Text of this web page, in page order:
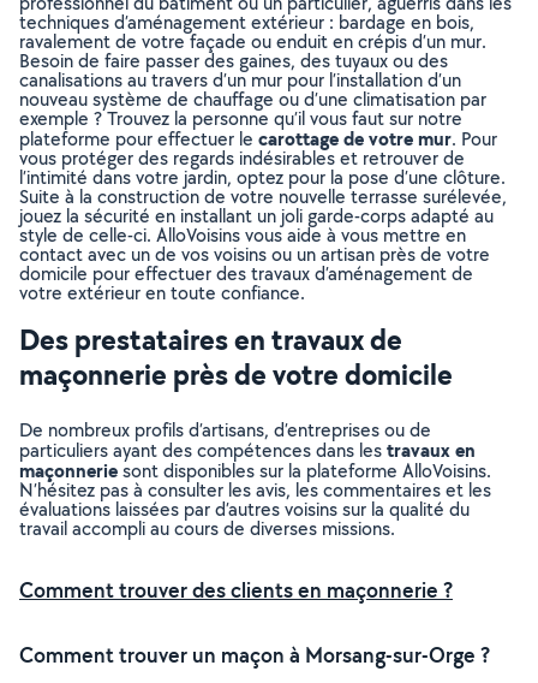
techniques d’aménagement extérieur : bardage en bois,
ravalement de votre façade ou enduit en crépis d’un mur.
Besoin de faire passer des gaines, des tuyaux ou des
canalisations au travers d’un mur pour l’installation d’un
nouveau système de chauffage ou d’une climatisation par
exemple ? Trouvez la personne qu’il vous faut sur notre
plateforme pour effectuer le carottage de votre mur. Pour
vous protéger des regards indésirables et retrouver de
l’intimité dans votre jardin, optez pour la pose d’une clôture.
Suite à la construction de votre nouvelle terrasse surélevée,
jouez la sécurité en installant un joli garde-corps adapté au
style de celle-ci. AlloVoisins vous aide à vous mettre en
contact avec un de vos voisins ou un artisan près de votre
domicile pour effectuer des travaux d’aménagement de
votre extérieur en toute confiance.
Des prestataires en travaux de
maçonnerie près de votre domicile
De nombreux profils d’artisans, d’entreprises ou de
particuliers ayant des compétences dans lestravaux en
maçonneriesont disponibles sur la plateforme AlloVoisins.
N’hésitez pas à consulter les avis, les commentaires et les
évaluations laissées par d’autres voisins sur la qualité du
travail accompli au cours de diverses missions.
Comment trouver des clients en maçonnerie ?
Comment trouver un maçon à Morsang-sur-Orge ?